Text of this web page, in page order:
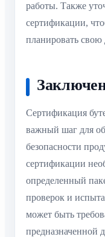
работы. Также
сертификации,
планировать свою
Сертификация
важный шаг для
безопасности
сертификации
определенный
проверок и
может быть
предназначенной